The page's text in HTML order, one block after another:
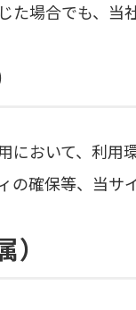
た場合でも、当
において、利用
の確保等、当サ